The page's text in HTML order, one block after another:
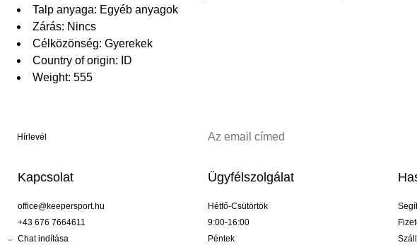
Talp anyaga: Egyéb anyagok
Zárás: Nincs
Célközönség: Gyerekek
Country of origin: ID
Weight: 555
Hírlevél
Kapcsolat
office@keepersport.hu
+43 676 7664611
Chat indítása
Ügyfélszolgálat
Hétfő-Csütörtök
9:00-16:00
Péntek